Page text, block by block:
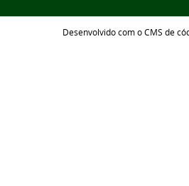
Desenvolvido com o CMS de